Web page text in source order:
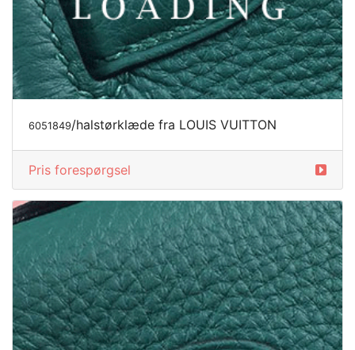
6051849/halstørklæde fra LOUIS VUITTON
Pris forespørgsel